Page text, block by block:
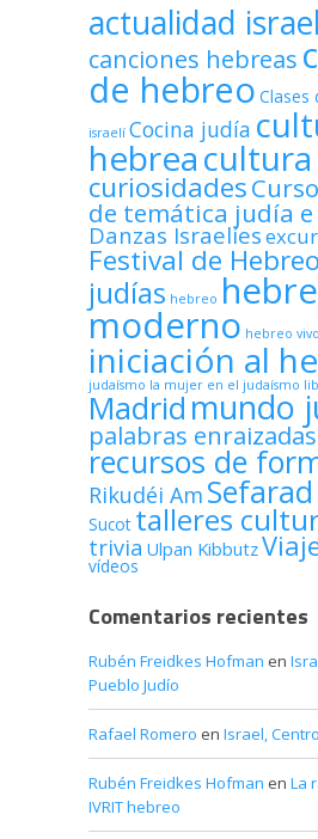
actualidad
canciones hebreas
de hebreo Clases
israelí Cocina judía
hebrea
curiosidades
de temática judía
Danzas Israelíes
Festival de Hebreo
judías hebreo
moderno hebreo vivo
iniciación al
judaísmo la mujer en el judaísmo
Madrid mundo
palabras enraizadas
recursos de
Rikudéi Am Sefarad
Sucot talleres
trivia Ulpan Kibbutz
vídeos
Comentarios recientes
Rubén Freidkes Hofman en
Pueblo Judío
Rafael Romero en Israel,
Rubén Freidkes Hofman en La
IVRIT hebreo